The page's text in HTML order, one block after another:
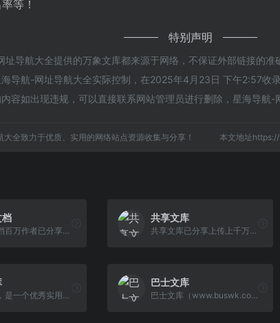
等！
特别声明
址导航大全提供的万象文库都来源于网络，不保证外部链接的
导航-网址导航大全实际控制，在2025年4月23日 下午2:57收
容如出现违规，可以直接联系网站管理员进行删除，星海导航-
全致力于优质、实用的网络站点资源收集与分享！ 本文地址
档
原创力文档百万作者已分享上传上亿文档，内容涵盖国内外标准规范/工作总结/事务文书/说明文书/规章制度/统计图表/产品手册/演讲致辞/通知申请书/工作 计划/资产评估/会计自学/活动策划等学习类、工作类文档资料，为用户提供优质的下载及知识服务
共享文库
共享文库已分享上传上千万文档,内容涵盖考研资料/公考/资格与职业考试/教育教学/求职简历/实用范文/PPT模板/党团工作/合同模板/专业资料/政务民生等学习类,工作类文档资料,带您开启‘知识共享/知识付费/知识服务’的共享时代。 ,
聪苗文库，是一个优秀实用文档分享平台，为大家提供各类常用范文、实用性文档，涵盖作文大全、工作总结、工作计划、策划书、申请书、演讲稿、求职信、各类祝福语、名人名言等，供网友们参考学习。
巴士文库
巴士文库（www.buswk.com）壹个行业专业资料下载与在线学习类网站，我们汇集了各行业的专业资料，供用户下载，精品学习资料、高等教育论文、企业管理 培训资料、考试辅助资料试题，上传文档分享赚钱，是您必不可少的文档资源网站。